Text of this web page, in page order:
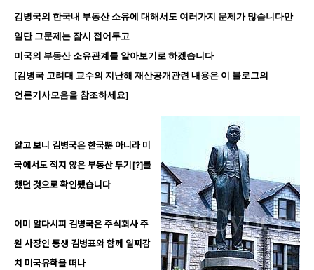
김병국의 한국내 부동산 소유에 대해서도 여러가지 문제가 많습니다만
일단 그문제는 잠시 접어두고
미국의 부동산 소유관계를 알아보기로 하겠습니다
[김병국 고려대 교수의 지난해 재산공개관련 내용은 이 블로그의
언론기사모음을 참조하세요]
알고 보니 김병국은 한국뿐 아니라 미
국에서도 적지 않은 부동산 투기 [?]를
했던 것으로 확인됐습니다
이미 알다시피 김병국은 주식회사 주
원 사장인 동생 김병표와 함께 일찌감
치 미국유학을 떠나